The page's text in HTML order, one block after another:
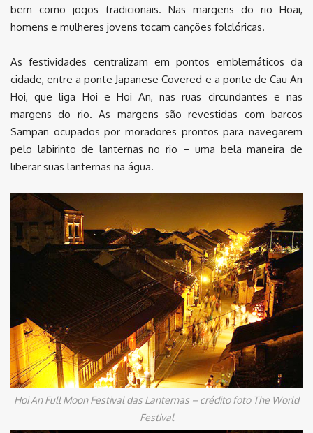
bem como jogos tradicionais. Nas margens do rio Hoai,
homens e mulheres jovens tocam canções folclóricas.
As festividades centralizam em pontos emblemáticos da
cidade, entre a ponte Japanese Covered e a ponte de Cau An
Hoi, que liga Hoi e Hoi An, nas ruas circundantes e nas
margens do rio. As margens são revestidas com barcos
Sampan ocupados por moradores prontos para navegarem
pelo labirinto de lanternas no rio – uma bela maneira de
liberar suas lanternas na água.
Hoi An Full Moon Festival das Lanternas – crédito foto The World
Festival